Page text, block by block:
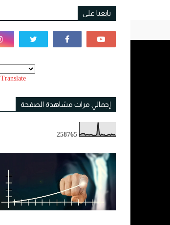
تابعنا على
Translate
إجمالي مرات مشاهدة الصفحة
258765